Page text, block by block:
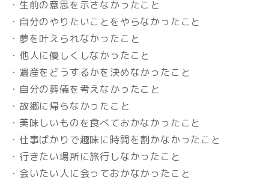
・生前の意思を示さなかったこと
・自分のやりたいことをやらなかったこと
・夢を叶えられなかったこと
・他人に優しくしなかったこと
・遺産をどうするかを決めなかったこと
・自分の葬儀を考えなかったこと
・故郷に帰らなかったこと
・美味しいものを食べておかなかったこと
・仕事ばかりで趣味に時間を割かなかったこと
・行きたい場所に旅行しなかったこと
・会いたい人に会っておかなかったこと